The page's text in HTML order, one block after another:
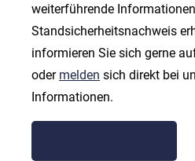
weiterführende
Standsicherheitsnachweis
informieren Sie sich gerne
oder melden sich direkt bei
Informationen.